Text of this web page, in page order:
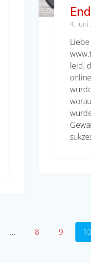
4. Juni
leid,
… Seite
8 Seite
9 10